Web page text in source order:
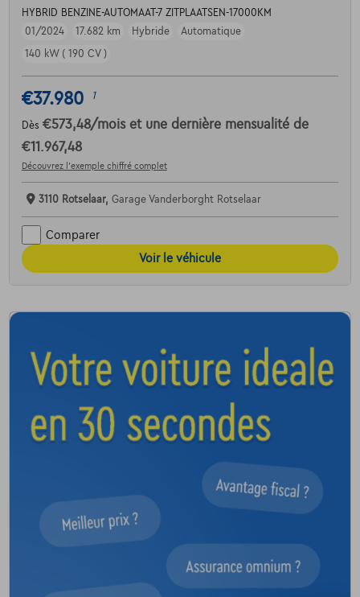
HYBRID BENZINE-AUTOMAAT-7 ZITPLAATSEN-17000KM
01/2024
17.682 km Hybride
Automatique
140 kW ( 190 CV )
€37.980 1
Dès €573,48/mois et une dernière mensualité de
€11.967,48
Découvrez l’exemple chiffré complet
3110 Rotselaar, Garage Vanderborght Rotselaar
Comparer
Voir le véhicule